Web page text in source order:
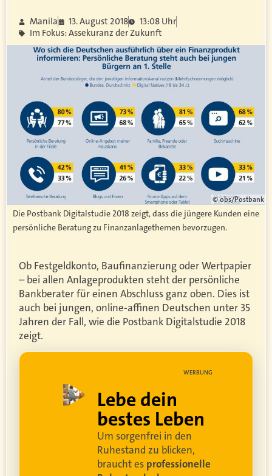
Manila 13. August 2018
13:08 Uhr
Im Fokus: Assekuranz der Zukunft
© obs/Postbank
Die Postbank Digitalstudie 2018 zeigt, dass die jüngere Kunden eine
persönliche Beratung zu Finanzanlagethemen bevorzugen.
Ob Festgeldkonto, Baufinanzierung oder Wertpapier
– bei allen Anlageprodukten steht der persönliche
Bankberater für einen Abschluss ganz oben. Dies ist
auch bei jungen, online-affinen Deutschen unter 35
Jahren der Fall, wie die Postbank Digitalstudie 2018
zeigt.
WERBUNG
Lebe dein
bestes Leben
Um sorgenfrei in den
Ruhestand zu blicken,
braucht es professionelle